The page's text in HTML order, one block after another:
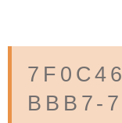
BBB7-